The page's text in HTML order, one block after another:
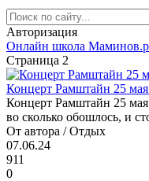
Авторизация
Онлайн школа
Страница 2
Концерт Рамштайн 25 мая
Концерт Рамштайн 25 мая
во сколько обошлось, и
От автора / Отдых
07.06.24
911
0